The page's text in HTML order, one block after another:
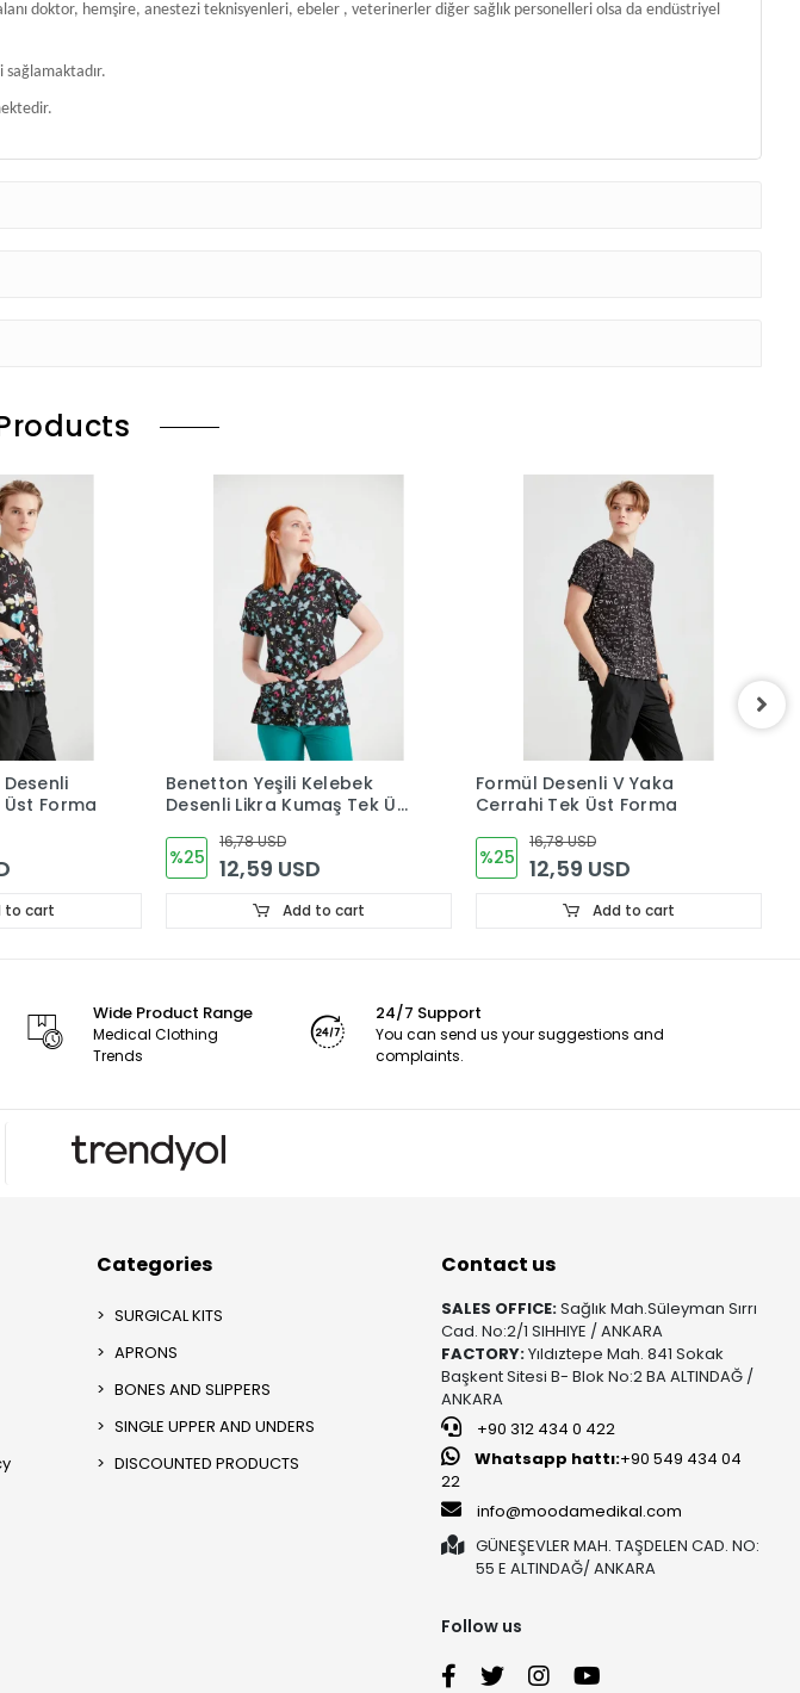
doktor, hemşire, anestezi teknisyenleri, ebeler , veterinerler diğer sağlık personelleri olsa da endüstriyel
sağlamaktadır.
Üst Forma
to cart
Benetton Yeşili Kelebek
Desenli Likra Kumaş Tek Üst
%25
16,78 USD
12,59 USD
Add to cart
Formül Desenli V Yaka
Cerrahi Tek Üst Forma
%25
16,78 USD
12,59 USD
Add to cart
Wide Product Range
Medical Clothing
Trends
24/7 Support
You can send us your suggestions and
complaints.
Categories
SURGICAL KITS
APRONS
BONES AND SLIPPERS
SINGLE UPPER AND UNDERS
DISCOUNTED PRODUCTS
Contact us
SALES OFFICE:Sağlık Mah.Süleyman Sırrı
Cad. No:2/1 SIHHIYE / ANKARA
FACTORY:Yıldıztepe Mah. 841 Sokak
Başkent Sitesi B- Blok No:2 BA ALTINDAĞ /
ANKARA
+90 312 434 0 422
Whatsapp hattı:+90 549 434 04
22
info@moodamedikal.com
GÜNEŞEVLER MAH. TAŞDELEN CAD. NO:
55 E ALTINDAĞ/ ANKARA
Follow us